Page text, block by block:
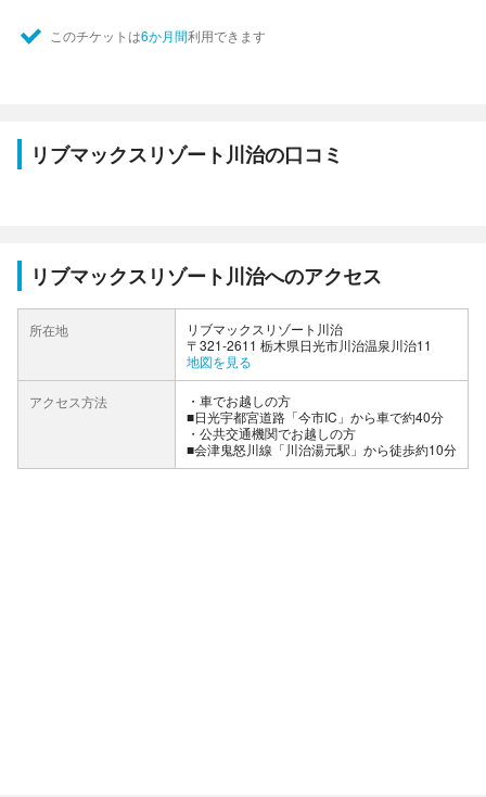
このチケットは6か月間利用できます
リブマックスリゾート川治の口コミ
リブマックスリゾート川治へのアクセス
所在地
リブマックスリゾート川治
〒321-2611 栃木県日光市川治温泉川治11
地図を見る
アクセス方法
車でお越しの方
■日光宇都宮道路「今市IC」から車で約40分
公共交通機関でお越しの方
■会津鬼怒川線「川治湯元駅」から徒歩約10分